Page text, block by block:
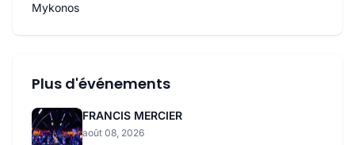
Mykonos
Plus d'événements
FRANCIS MERCIER
août 08, 2026